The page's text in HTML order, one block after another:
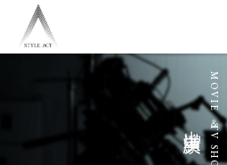
出演実績